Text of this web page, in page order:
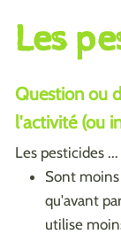
Les
Question ou
l'activité (ou
Les pesticides ...
Sont
qu'avant
utilise